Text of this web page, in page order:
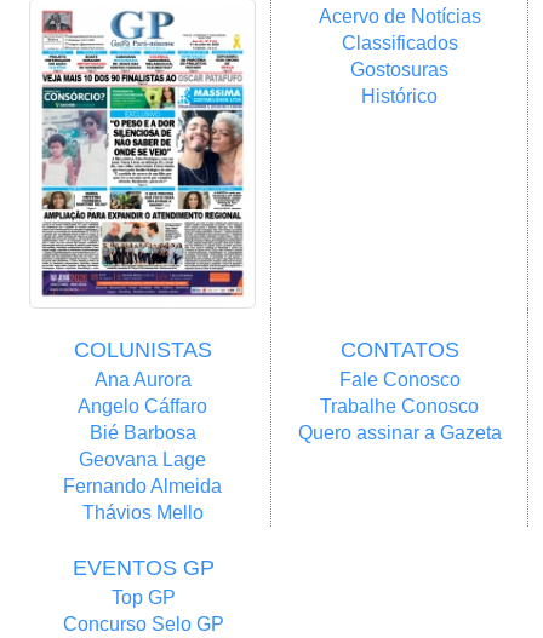
Acervo de Notícias
Classificados
Gostosuras
Histórico
COLUNISTAS
Ana Aurora
Angelo Cáffaro
Bié Barbosa
Geovana Lage
Fernando Almeida
Thávios Mello
CONTATOS
Fale Conosco
Trabalhe Conosco
Quero assinar a Gazeta
EVENTOS GP
Top GP
Concurso Selo GP